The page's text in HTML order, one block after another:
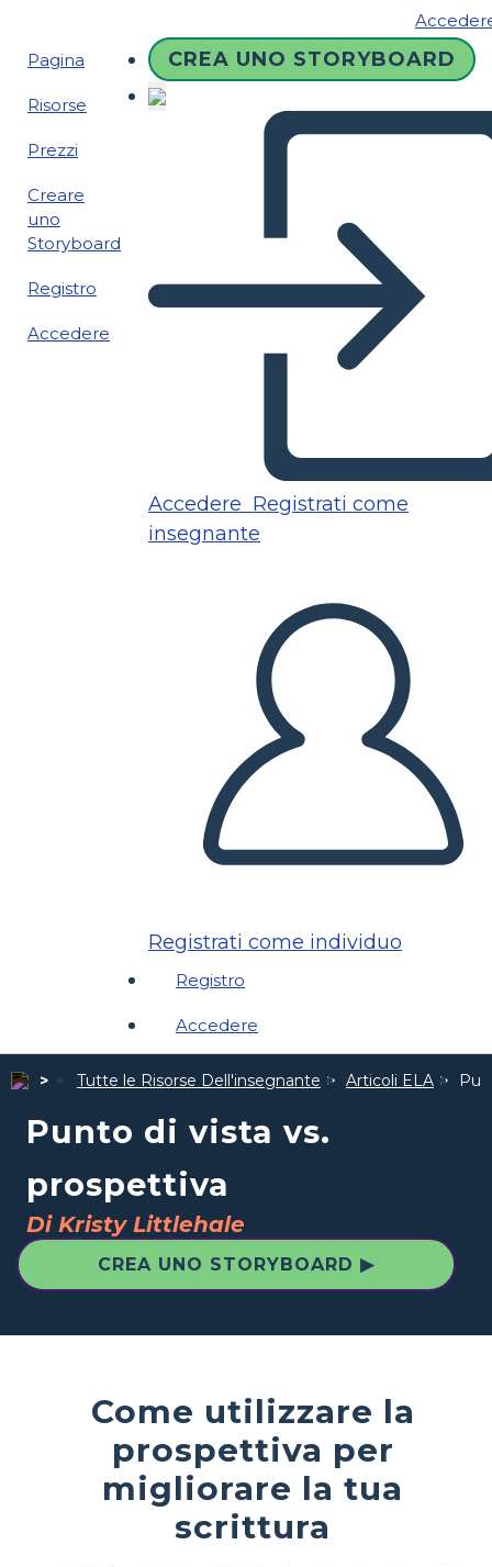
Pagina
Risorse
Prezzi
Creare
uno
Storyboard
Registro
Accedere
CREA UNO STORYBOARD
Accedere Registrati come
insegnante
Registrati come individuo
Registro
Accedere
Tutte le Risorse Dell'insegnante Articoli ELA
Punto di vista vs.
prospettiva
Di Kristy Littlehale
CREA UNO STORYBOARD ▶
Come utilizzare la
prospettiva per
migliorare la tua
scrittura